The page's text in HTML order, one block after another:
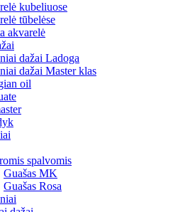
kubeliuose
tūbelėse
akvarelė
dažai Ladoga
dažai Master klas
oil
spalvomis
Guašas MK
Guašas Rosa